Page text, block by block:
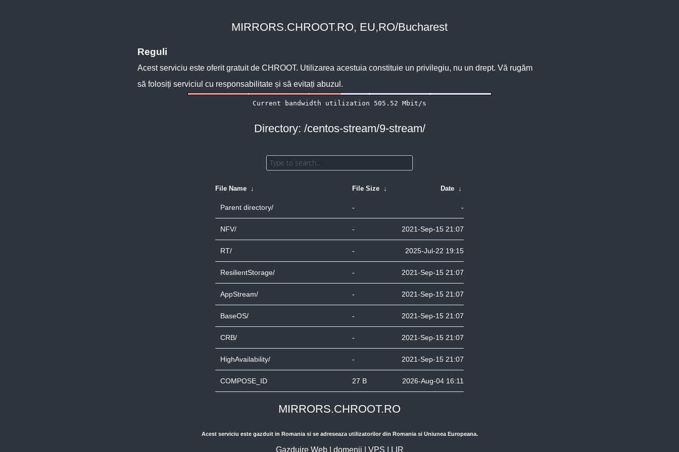
MIRRORS.CHROOT.RO, EU,RO/Bucharest
Reguli
Acest serviciu este oferit gratuit de CHROOT. Utilizarea acestuia constituie un privilegiu, nu un drept. Vă rugăm
să folosiți serviciul cu responsabilitate și să evitați abuzul.
Directory: /centos-stream/9-stream/
File Name ↓ File Size ↓ Date ↓
Parent directory/ - -
NFV/ - 2021-Sep-15 21:07
RT/ - 2025-Jul-22 19:15
ResilientStorage/ - 2021-Sep-15 21:07
AppStream/ - 2021-Sep-15 21:07
BaseOS/ - 2021-Sep-15 21:07
CRB/ - 2021-Sep-15 21:07
HighAvailability/ - 2021-Sep-15 21:07
COMPOSE_ID 27 B 2026-Aug-04 16:11
MIRRORS.CHROOT.RO
Acest serviciu este gazduit in Romania si se adreseaza utilizatorilor din Romania si Uniunea Europeana.
Gazduire Web| domenii VPS LIR